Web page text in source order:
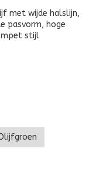
met wijde halslijn,
pasvorm, hoge
stijl